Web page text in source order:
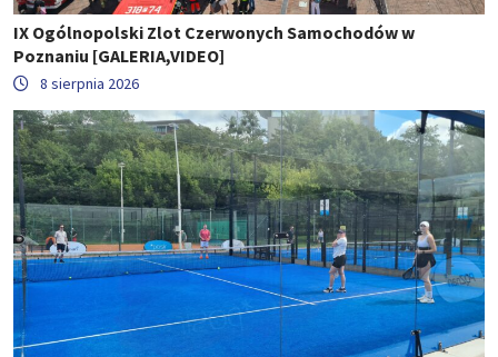
IX Ogólnopolski Zlot Czerwonych Samochodów w
Poznaniu [GALERIA,VIDEO]
8 sierpnia 2026